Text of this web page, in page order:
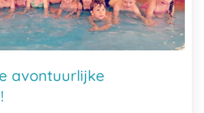
avontuurlijke